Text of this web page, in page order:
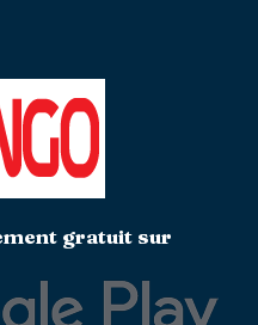
gratuit sur